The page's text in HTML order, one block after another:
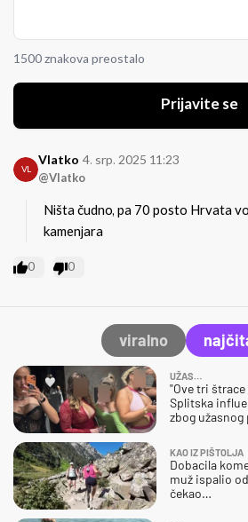
1500 znakova preostalo
Prijavite se
VL
Vlatko
@Vlatko
4. srp. 2025 11:23
Ništa čudno, pa 70 posto Hrvata
kamenjara
0 0
viralno
UŽAS…
"Ove tri
Splitska
zbog užasnog
KAO IZ PIŠTOLJA
Dobacila
muž ispalio
čekao…